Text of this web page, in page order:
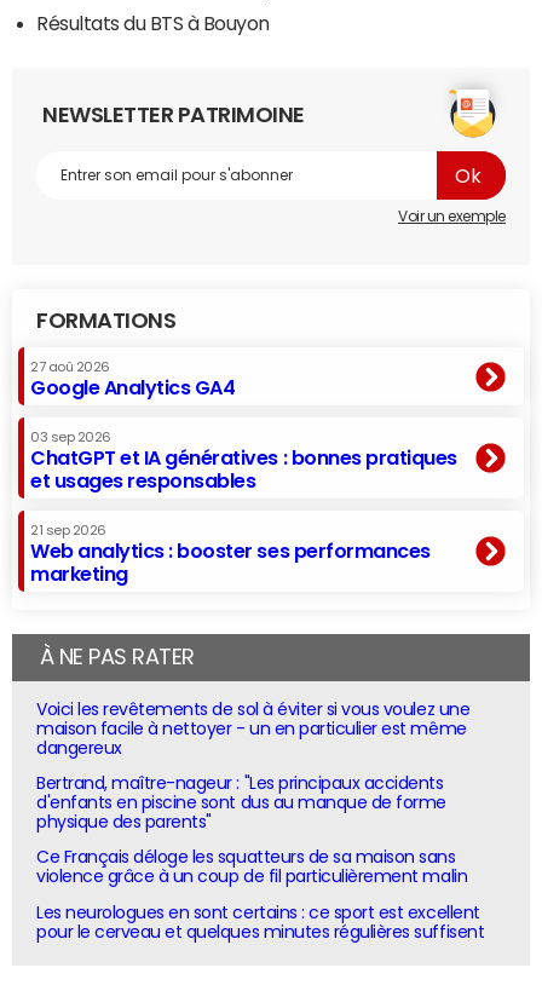
Résultats du BTS à Bouyon
NEWSLETTER PATRIMOINE
Voir un exemple
FORMATIONS
27 aoû 2026
Google Analytics GA4
03 sep 2026
ChatGPT et IA génératives : bonnes pratiques
et usages responsables
21 sep 2026
Web analytics : booster ses performances
marketing
À NE PAS RATER
Voici les revêtements de sol à éviter si vous voulez une
maison facile à nettoyer - un en particulier est même
dangereux
Bertrand, maître-nageur : "Les principaux accidents
d'enfants en piscine sont dus au manque de forme
physique des parents"
Ce Français déloge les squatteurs de sa maison sans
violence grâce à un coup de fil particulièrement malin
Les neurologues en sont certains : ce sport est excellent
pour le cerveau et quelques minutes régulières suffisent